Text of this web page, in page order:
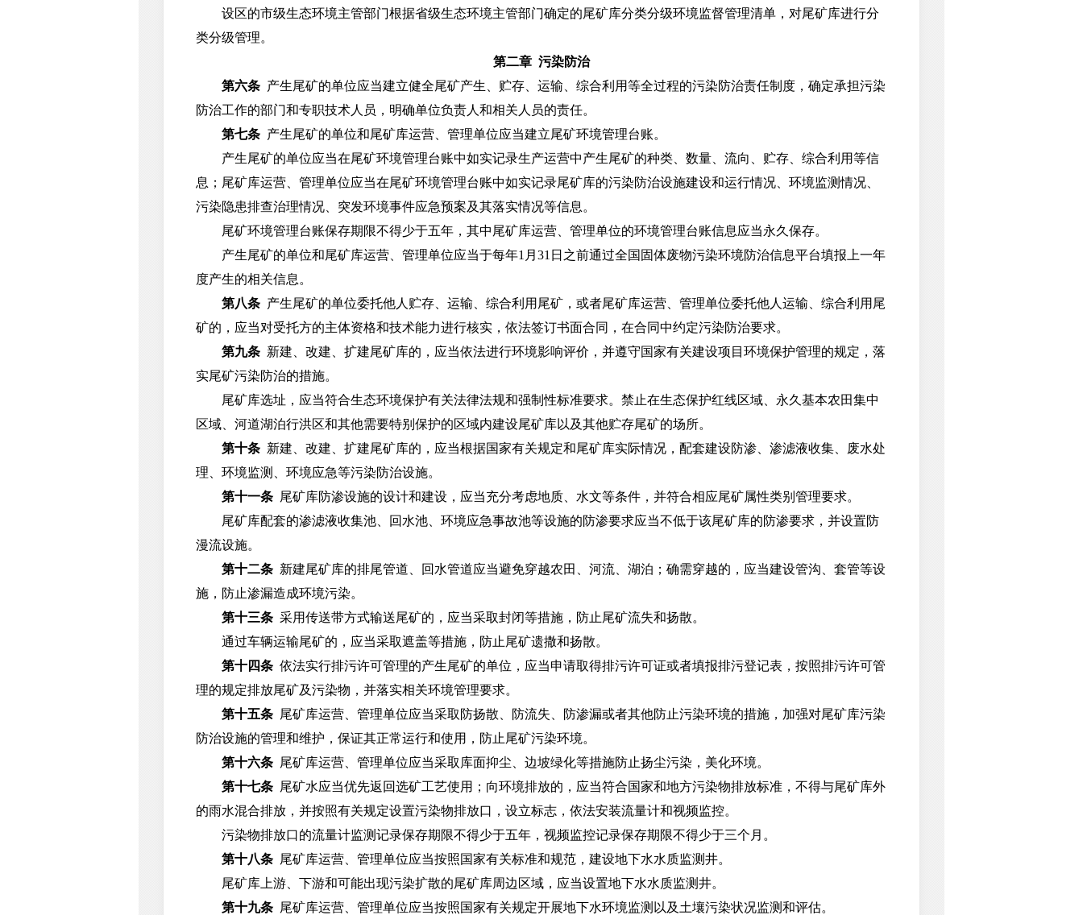
设区的市级生态环境主管部门根据省级生态环境主管部门确定的尾矿库分类分级环境监督管理清单，对尾矿库进行分
类分级管理。
第二章 污染防治
第六条 产生尾矿的单位应当建立健全尾矿产生、贮存、运输、综合利用等全过程的污染防治责任制度，确定承担污染
防治工作的部门和专职技术人员，明确单位负责人和相关人员的责任。
第七条 产生尾矿的单位和尾矿库运营、管理单位应当建立尾矿环境管理台账。
产生尾矿的单位应当在尾矿环境管理台账中如实记录生产运营中产生尾矿的种类、数量、流向、贮存、综合利用等信
息；尾矿库运营、管理单位应当在尾矿环境管理台账中如实记录尾矿库的污染防治设施建设和运行情况、环境监测情况、
污染隐患排查治理情况、突发环境事件应急预案及其落实情况等信息。
尾矿环境管理台账保存期限不得少于五年，其中尾矿库运营、管理单位的环境管理台账信息应当永久保存。
产生尾矿的单位和尾矿库运营、管理单位应当于每年1月31日之前通过全国固体废物污染环境防治信息平台填报上一年
度产生的相关信息。
第八条 产生尾矿的单位委托他人贮存、运输、综合利用尾矿，或者尾矿库运营、管理单位委托他人运输、综合利用尾
矿的，应当对受托方的主体资格和技术能力进行核实，依法签订书面合同，在合同中约定污染防治要求。
第九条 新建、改建、扩建尾矿库的，应当依法进行环境影响评价，并遵守国家有关建设项目环境保护管理的规定，落
实尾矿污染防治的措施。
尾矿库选址，应当符合生态环境保护有关法律法规和强制性标准要求。禁止在生态保护红线区域、永久基本农田集中
区域、河道湖泊行洪区和其他需要特别保护的区域内建设尾矿库以及其他贮存尾矿的场所。
第十条 新建、改建、扩建尾矿库的，应当根据国家有关规定和尾矿库实际情况，配套建设防渗、渗滤液收集、废水处
理、环境监测、环境应急等污染防治设施。
第十一条 尾矿库防渗设施的设计和建设，应当充分考虑地质、水文等条件，并符合相应尾矿属性类别管理要求。
尾矿库配套的渗滤液收集池、回水池、环境应急事故池等设施的防渗要求应当不低于该尾矿库的防渗要求，并设置防
漫流设施。
第十二条 新建尾矿库的排尾管道、回水管道应当避免穿越农田、河流、湖泊；确需穿越的，应当建设管沟、套管等设
施，防止渗漏造成环境污染。
第十三条 采用传送带方式输送尾矿的，应当采取封闭等措施，防止尾矿流失和扬散。
通过车辆运输尾矿的，应当采取遮盖等措施，防止尾矿遗撒和扬散。
第十四条 依法实行排污许可管理的产生尾矿的单位，应当申请取得排污许可证或者填报排污登记表，按照排污许可管
理的规定排放尾矿及污染物，并落实相关环境管理要求。
第十五条 尾矿库运营、管理单位应当采取防扬散、防流失、防渗漏或者其他防止污染环境的措施，加强对尾矿库污染
防治设施的管理和维护，保证其正常运行和使用，防止尾矿污染环境。
第十六条 尾矿库运营、管理单位应当采取库面抑尘、边坡绿化等措施防止扬尘污染，美化环境。
第十七条 尾矿水应当优先返回选矿工艺使用；向环境排放的，应当符合国家和地方污染物排放标准，不得与尾矿库外
的雨水混合排放，并按照有关规定设置污染物排放口，设立标志，依法安装流量计和视频监控。
污染物排放口的流量计监测记录保存期限不得少于五年，视频监控记录保存期限不得少于三个月。
第十八条 尾矿库运营、管理单位应当按照国家有关标准和规范，建设地下水水质监测井。
尾矿库上游、下游和可能出现污染扩散的尾矿库周边区域，应当设置地下水水质监测井。
第十九条 尾矿库运营、管理单位应当按照国家有关规定开展地下水环境监测以及土壤污染状况监测和评估。